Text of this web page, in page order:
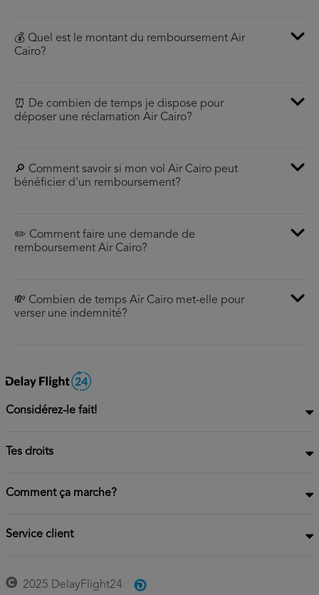
💰 Quel est le montant du remboursement Air
Cairo?
⏰ De combien de temps je dispose pour
déposer une réclamation Air Cairo?
🔎 Comment savoir si mon vol Air Cairo peut
bénéficier d'un remboursement?
✏️ Comment faire une demande de
remboursement Air Cairo?
💸 Combien de temps Air Cairo met-elle pour
verser une indemnité?
Considérez-le fait!
Tes droits
Comment ça marche?
Service client
2025 DelayFlight24